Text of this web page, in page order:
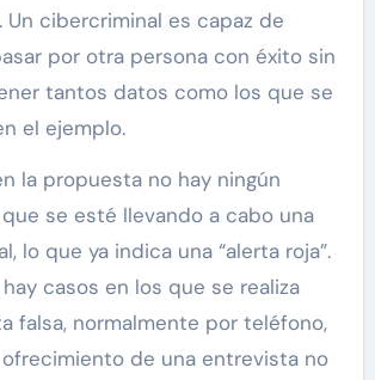
Un cibercriminal es capaz de
por otra persona con éxito sin
tantos datos como los que se
el ejemplo.
la propuesta no hay ningún
se esté llevando a cabo una
lo que ya indica una “alerta roja”.
hay casos en los que se realiza
falsa, normalmente por teléfono,
de una entrevista no